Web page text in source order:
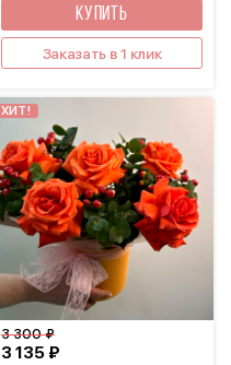
КУПИТЬ
Заказать в 1 клик
ХИТ!
3 135 ₽
3 300 ₽